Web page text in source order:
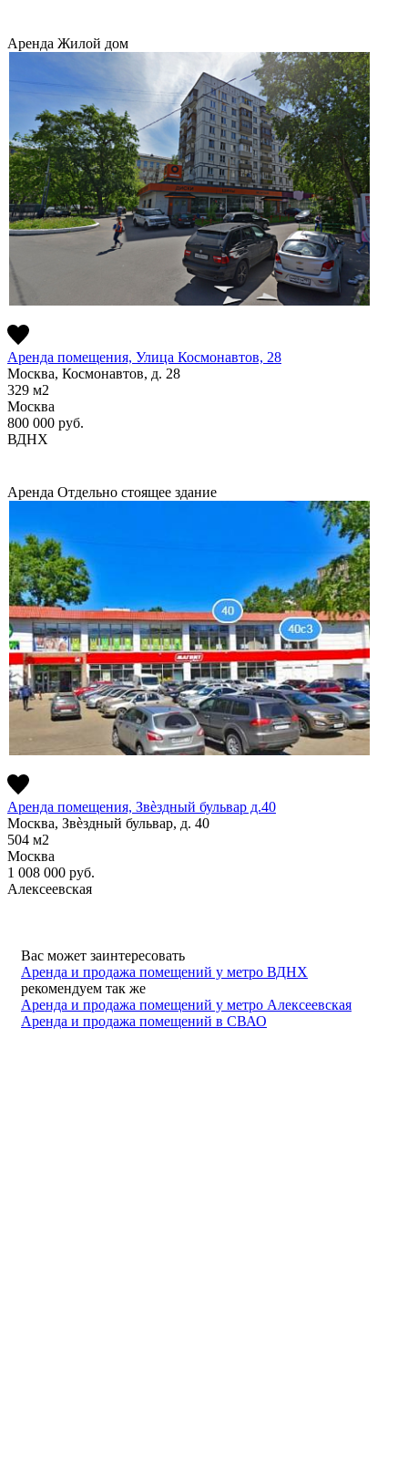
Аренда Жилой дом
Аренда помещения, Улица Космонавтов, 28
Москва, Космонавтов, д. 28
329 м2
Москва
800 000 руб.
ВДНХ
Аренда Отдельно стоящее здание
Аренда помещения, Звѐздный бульвар д.40
Москва, Звѐздный бульвар, д. 40
504 м2
Москва
1 008 000 руб.
Алексеевская
Вас может заинтересовать
Аренда и продажа помещений у метро ВДНХ
рекомендуем так же
Аренда и продажа помещений у метро Алексеевская
Аренда и продажа помещений в СВАО